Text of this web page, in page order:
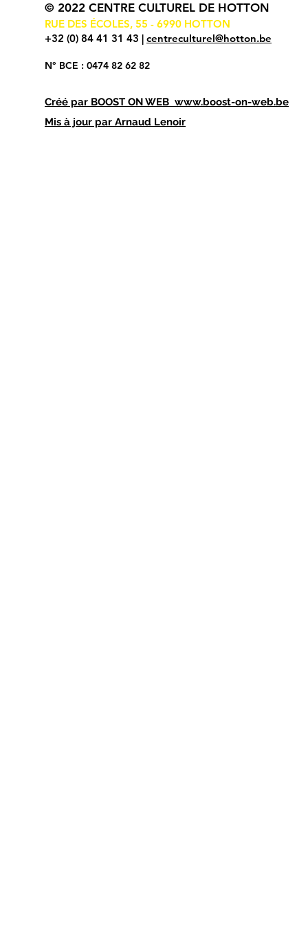
© 2022 CENTRE CULTUREL DE HOTTON
RUE DES ÉCOLES, 55 - 6990 HOTTON
+32 (0) 84 41 31 43 | centreculturel@hotton.be
N° BCE : 0474 82 62 82
Créé par BOOST ON WEB www.boost-on-web.be
Mis à jour par Arnaud Lenoir